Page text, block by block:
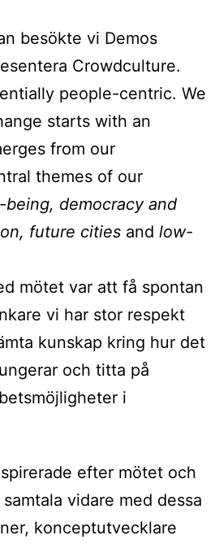
besökte vi Demos
Crowdculture.
people-centric. We
starts with an
from our
themes of our
being, democracy and
future cities and low-
mötet var att få spontan
vi har stor respekt
kunskap kring hur det
och titta på
i
efter mötet och
vidare med dessa
konceptutvecklare